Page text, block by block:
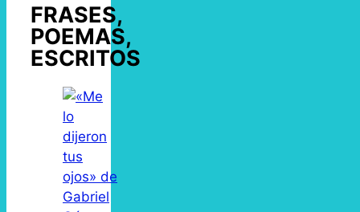
FRASES,
POEMAS,
ESCRITOS